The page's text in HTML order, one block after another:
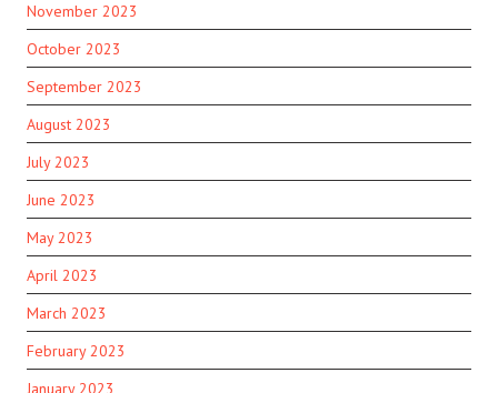
November 2023
October 2023
September 2023
August 2023
July 2023
June 2023
May 2023
April 2023
March 2023
February 2023
January 2023